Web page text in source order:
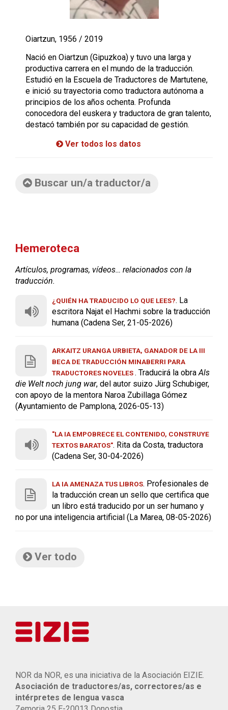
Oiartzun, 1956 / 2019
Nació en Oiartzun (Gipuzkoa) y tuvo una larga y
productiva carrera en el mundo de la traducción.
Estudió en la Escuela de Traductores de Martutene,
e inició su trayectoria como traductora autónoma a
principios de los años ochenta. Profunda
conocedora del euskera y traductora de gran talento,
destacó también por su capacidad de gestión.
Ver todos los datos
Buscar un/a traductor/a
Hemeroteca
Artículos, programas, vídeos… relacionados con la
traducción.
¿QUIÉN HA TRADUCIDO LO QUE LEES?. La
escritora Najat el Hachmi sobre la traducción
humana (Cadena Ser, 21-05-2026)
ARKAITZ URANGA URBIETA, GANADOR DE LA III
BECA DE TRADUCCIÓN MINABERRI PARA
TRADUCTORES NOVELES . Traducirá la obra Als
die Welt noch jung war, del autor suizo Jürg Schubiger,
con apoyo de la mentora Naroa Zubillaga Gómez
(Ayuntamiento de Pamplona, 2026-05-13)
"LA IA EMPOBRECE EL CONTENIDO, CONSTRUYE
TEXTOS BARATOS". Rita da Costa, traductora
(Cadena Ser, 30-04-2026)
LA IA AMENAZA TUS LIBROS. Profesionales de
la traducción crean un sello que certifica que
un libro está traducido por un ser humano y
no por una inteligencia artificial (La Marea, 08-05-2026)
Ver todo
NOR da NOR, es una iniciativa de la Asociación EIZIE.
Asociación de traductores/as, correctores/as e
intérpretes de lengua vasca